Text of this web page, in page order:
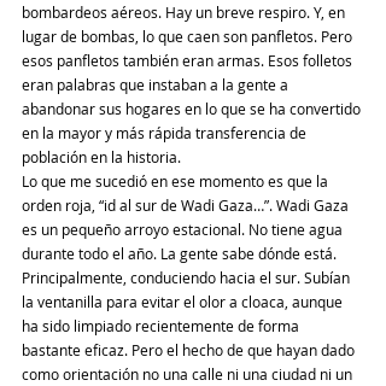
bombardeos aéreos. Hay un breve respiro. Y, en
lugar de bombas, lo que caen son panfletos. Pero
esos panfletos también eran armas. Esos folletos
eran palabras que instaban a la gente a
abandonar sus hogares en lo que se ha convertido
en la mayor y más rápida transferencia de
población en la historia.
Lo que me sucedió en ese momento es que la
orden roja, “id al sur de Wadi Gaza…”. Wadi Gaza
es un pequeño arroyo estacional. No tiene agua
durante todo el año. La gente sabe dónde está.
Principalmente, conduciendo hacia el sur. Subían
la ventanilla para evitar el olor a cloaca, aunque
ha sido limpiado recientemente de forma
bastante eficaz. Pero el hecho de que hayan dado
como orientación no una calle ni una ciudad ni un